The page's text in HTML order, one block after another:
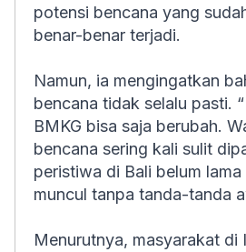
potensi bencana yang
benar-benar terjadi.
Namun, ia mengingatkan
bencana tidak selalu pasti.
BMKG bisa saja berubah.
bencana sering kali sulit
peristiwa di Bali belum lama
muncul tanpa tanda-tanda
Menurutnya, masyarakat di